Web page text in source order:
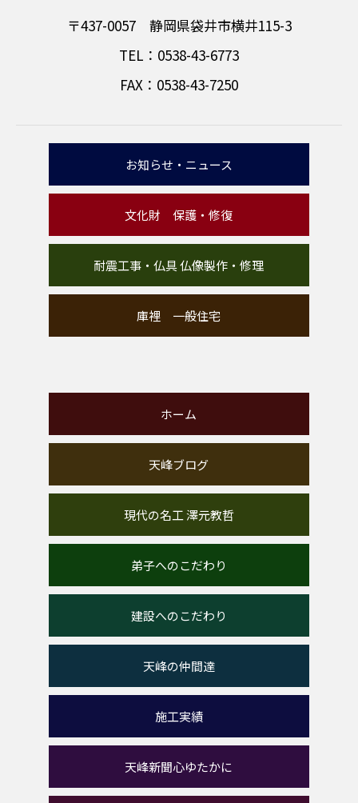
〒437-0057 静岡県袋井市横井115-3
TEL：0538-43-6773
FAX：0538-43-7250
お知らせ・ニュース
文化財 保護・修復
耐震工事・仏具 仏像製作・修理
庫裡 一般住宅
ホーム
天峰ブログ
現代の名工 澤元教哲
弟子へのこだわり
建設へのこだわり
天峰の仲間達
施工実績
天峰新聞心ゆたかに